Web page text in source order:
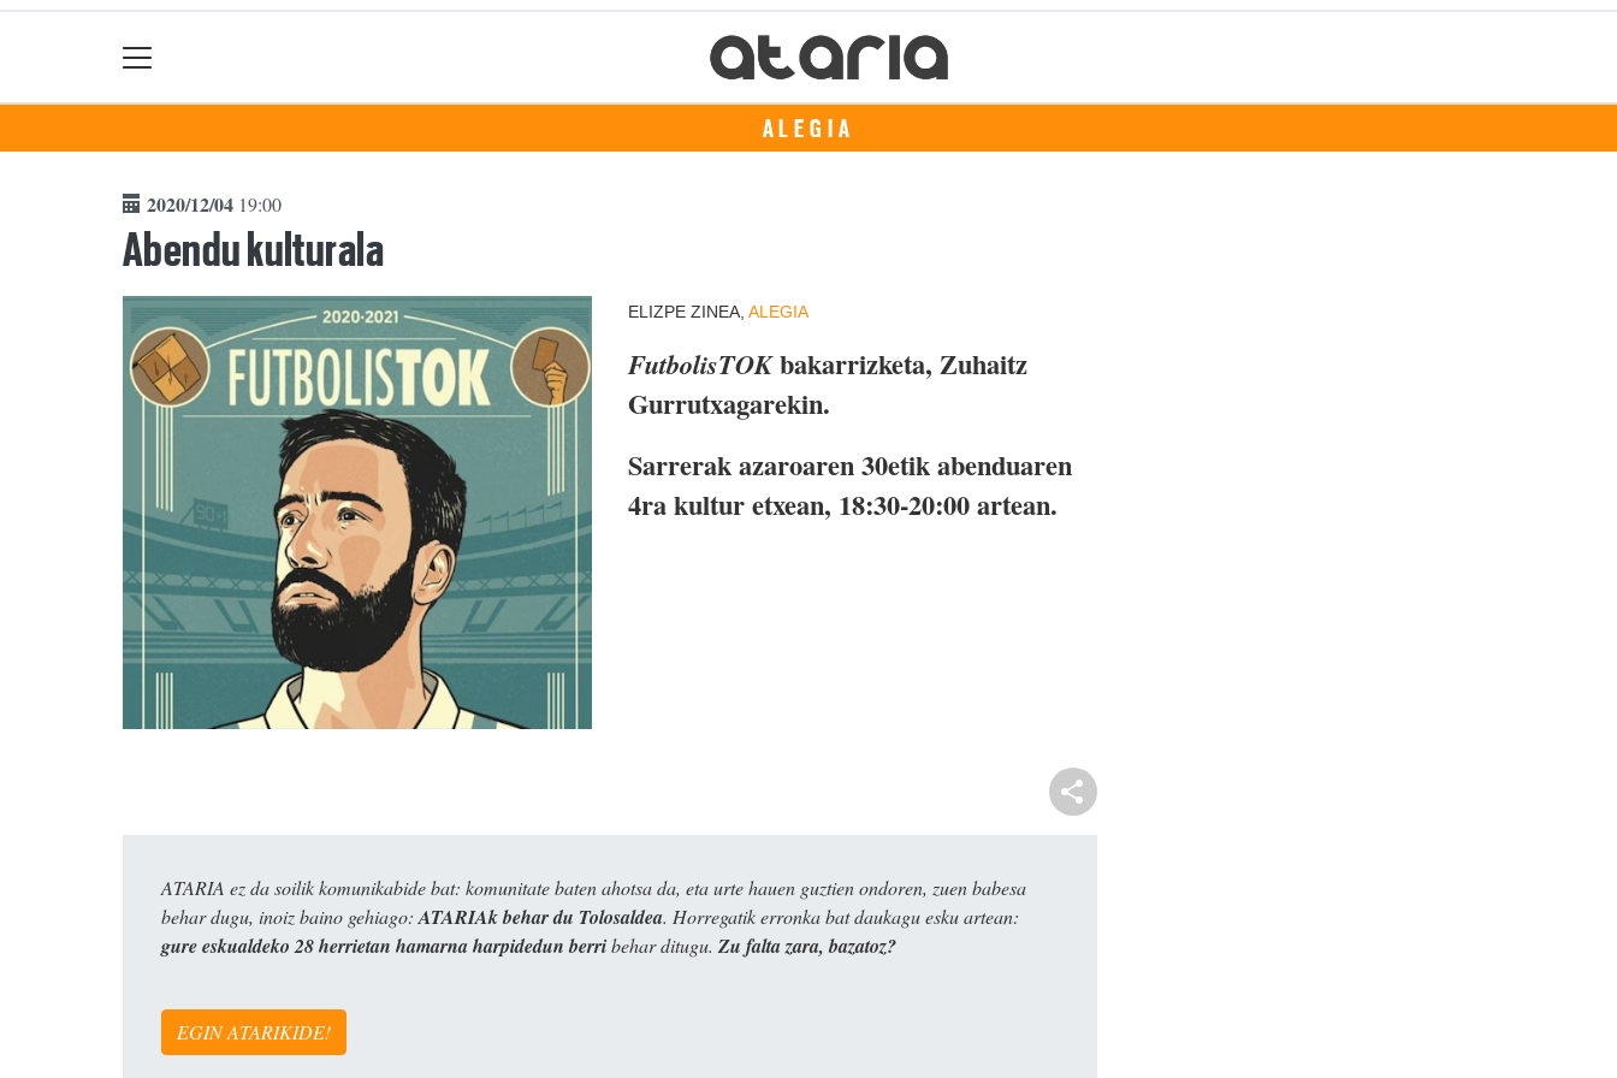
ALEGIA
2020/12/04 19:00
Abendu kulturala
ELIZPE ZINEA, ALEGIA
FutbolisTOKbakarrizketa, Zuhaitz
Gurrutxagarekin.
Sarrerak azaroaren 30etik abenduaren
4ra kultur etxean, 18:30-20:00 artean.
ATARIA ez da soilik komunikabide bat: komunitate baten ahotsa da, eta urte hauen guztien ondoren, zuen babesa
behar dugu, inoiz baino gehiago: ATARIAk behar du Tolosaldea. Horregatik erronka bat daukagu esku artean:
gure eskualdeko 28 herrietan hamarna harpidedun berribehar ditugu. Zu falta zara, bazatoz?
EGIN ATARIKIDE!